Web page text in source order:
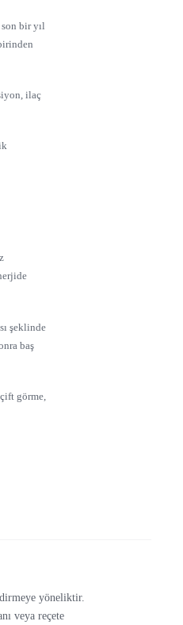
bir yıl
ilaç
şeklinde
baş
görme,
yöneliktir.
veya reçete